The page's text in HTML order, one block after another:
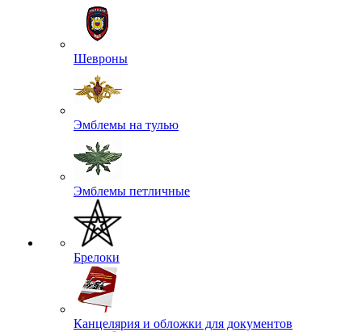
Шевроны
Эмблемы на тулью
Эмблемы петличные
Брелоки
Канцелярия и обложки для документов